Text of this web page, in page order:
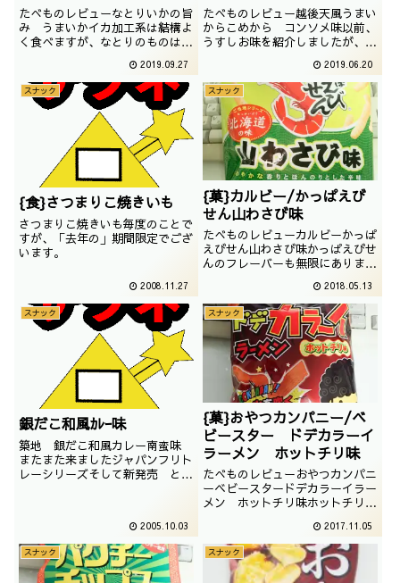
たべものレビューなとりいかの旨
み うまいかイカ加工系は結構よ
く食べますが、なとりのものは初
で、商品名がいささか狙っている
こちらをチョイスです。撮影日は
2017年05月
2019.09.27
たべものレビュー越後天風うまい
からこめから コンソメ味以前、
うすしお味を紹介しましたが、今
2019.06.20
スナック
{食}さつまりこ焼きいも
さつまりこ焼きいも毎度のことで
すが、「去年の」期間限定でござ
います。
2008.11.27
スナック
{菓}カルビー/かっぱえび
せん山わさび味
たべものレビューカルビーかっぱ
えびせん山わさび味かっぱえびせ
んのフレーバーも無限にあります
チョイスでございます。撮影日は
2017年12月
2018.05.13
スナック
銀だこ和風ｶﾚｰ味
築地 銀だこ和風カレー南蛮味
またまた来ましたジャパンフリト
レーシリーズそして新発売 とな
紹介しましたが今回は和風カレー
南蛮味 パッケージにはカレー南
蛮味と思われる実際の商品が出て
おります。そんな商...
2005.10.03
スナック
{菓}おやつカンパニー/ベ
ビースター ドデカラーイ
ラーメン ホットチリ味
たべものレビューおやつカンパニ
ーベビースタードデカラーイラー
メン ホットチリ味ホットチリ味
ンですらないのはしょうがないで
すね。撮影日は2017年04月
2017.11.05
スナック スナック